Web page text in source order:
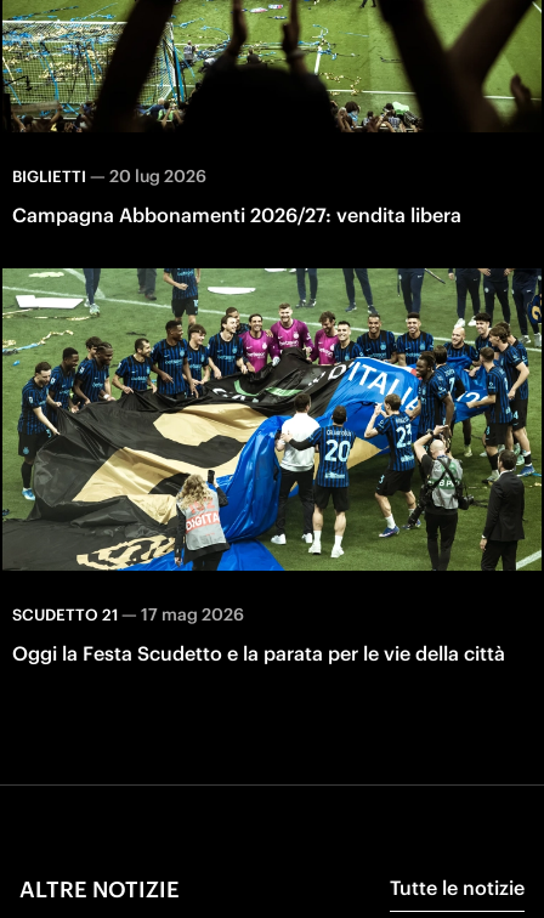
BIGLIETTI — 20 lug 2026
Campagna Abbonamenti 2026/27: vendita libera
SCUDETTO 21— 17 mag 2026
Oggi la Festa Scudetto e la parata per le vie della città
ALTRE NOTIZIE Tutte le notizie